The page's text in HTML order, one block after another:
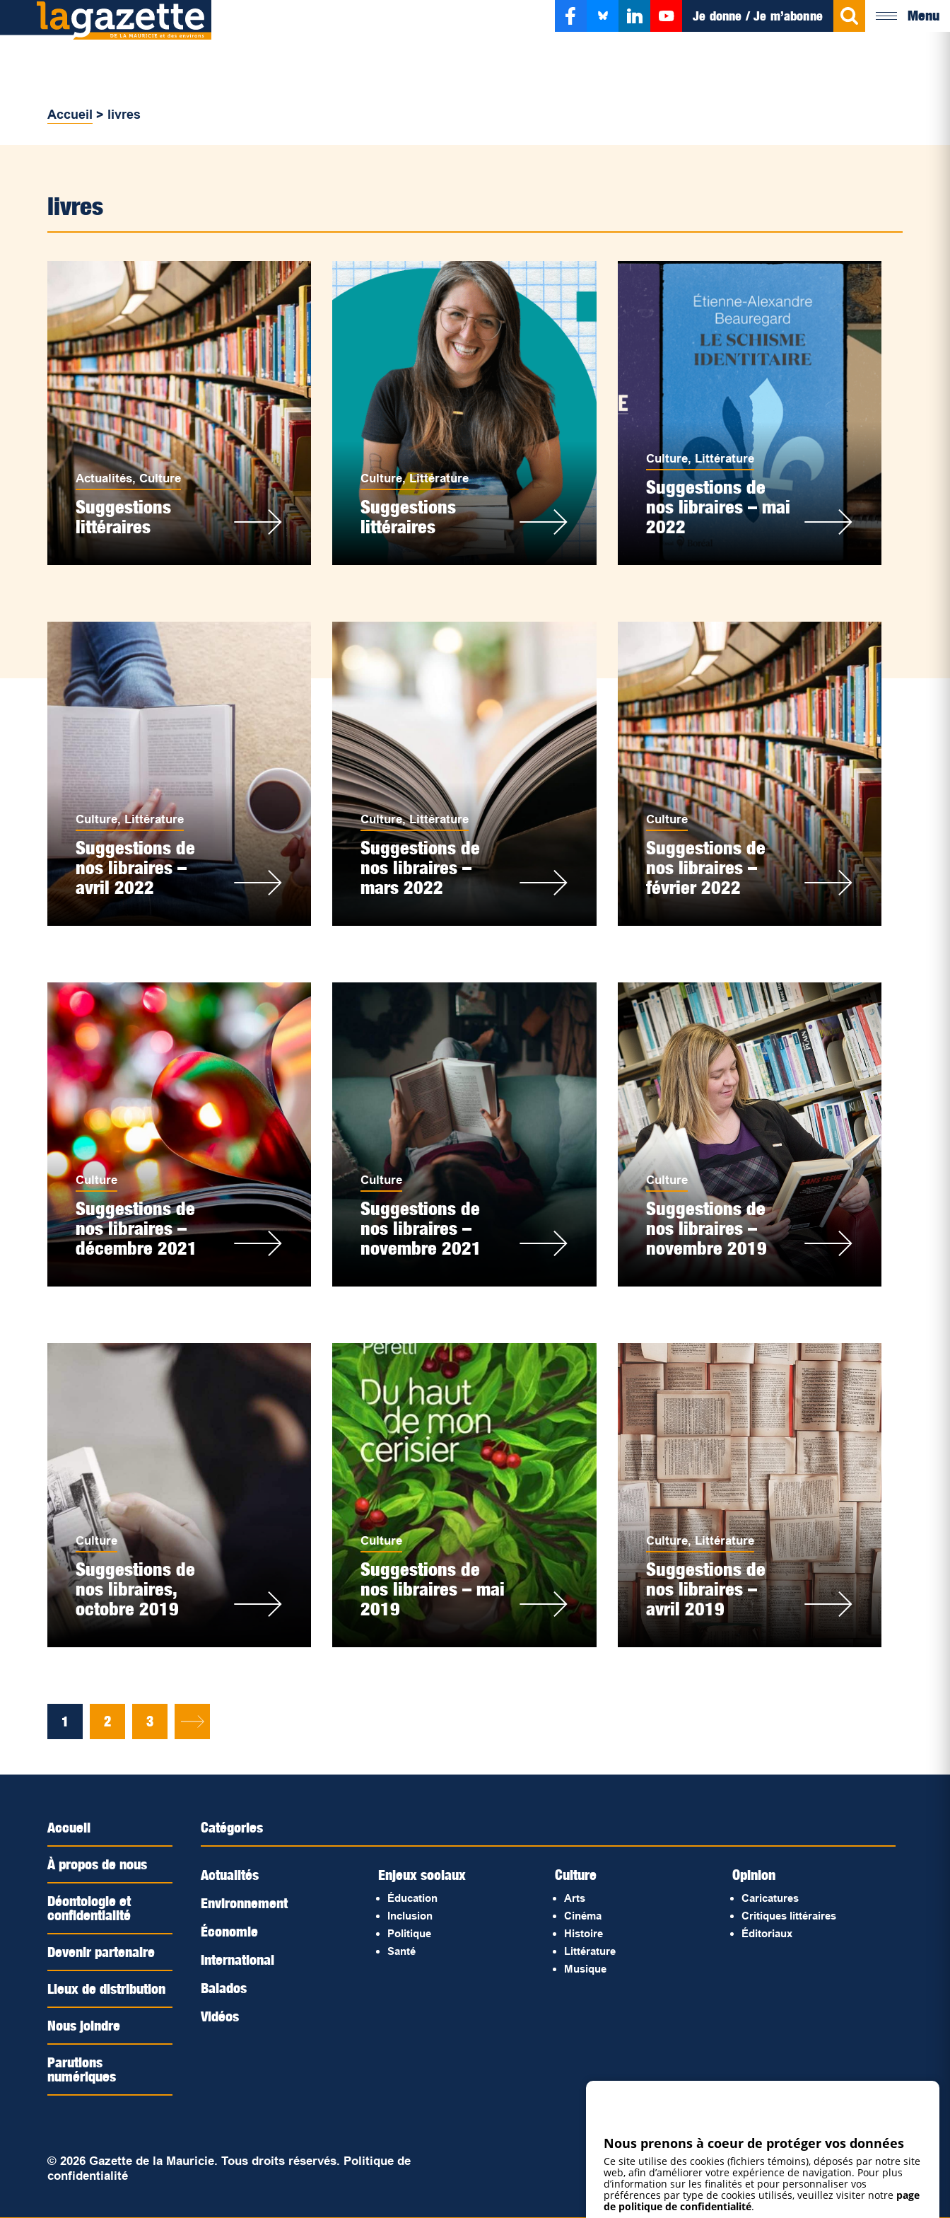
Je donne / Je m’abonne Menu
Accueil > livres
livres
Actualités,Culture
Suggestions
littéraires
Culture,Littérature
Suggestions
littéraires
Culture, Littérature
Suggestions de
nos libraires – mai
2022
Culture,Littérature
Suggestions de
nos libraires –
avril 2022
Culture,Littérature
Suggestions de
nos libraires –
mars 2022
Culture
Suggestions de
nos libraires –
février 2022
Culture
Suggestions de
nos libraires –
décembre 2021
Culture
Suggestions de
nos libraires –
novembre 2021
Culture
Suggestions de
nos libraires –
novembre 2019
Culture
Suggestions de
nos libraires,
octobre 2019
Culture
Suggestions de
nos libraires – mai
2019
Culture,Littérature
Suggestions de
nos libraires –
avril 2019
1 2 3
Accueil
À propos de nous
Déontologie et
confidentialité
Devenir partenaire
Lieux de distribution
Nous joindre
Parutions
numériques
Catégories
Actualités
Environnement
Économie
International
Balados
Vidéos
Enjeux sociaux
Éducation
Inclusion
Politique
Santé
Culture
Arts
Cinéma
Histoire
Littérature
Musique
Opinion
Caricatures
Critiques littéraires
Éditoriaux
© 2026 Gazette de la Mauricie. Tous droits réservés. Politique de
confidentialité
Nous prenons à coeur de protéger vos données
Ce site utilise des cookies (fichiers témoins), déposés par notre site
web, afin d’améliorer votre expérience de navigation. Pour plus
d’information sur les finalités et pour personnaliser vos
préférences par type de cookies utilisés, veuillez visiter notre page
de politique de confidentialité.